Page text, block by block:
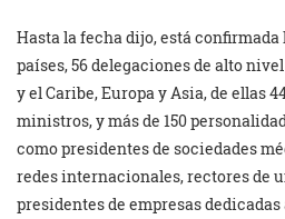
Hasta la fecha dijo, está confirmada
países, 56 delegaciones de alto
y el Caribe, Europa y Asia, de ellas
ministros, y más de 150
como presidentes de sociedades
redes internacionales, rectores de
presidentes de empresas